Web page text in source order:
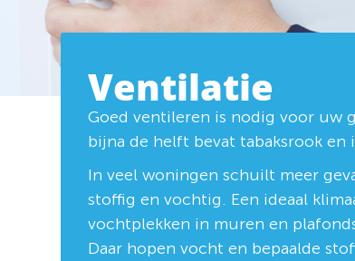
Ventilatie
Goed ventileren is nodig voor uw
bijna de helft bevat tabaksrook
In veel woningen schuilt meer
stoffig en vochtig. Een ideaal
vochtplekken in muren en
Daar hopen vocht en bepaalde